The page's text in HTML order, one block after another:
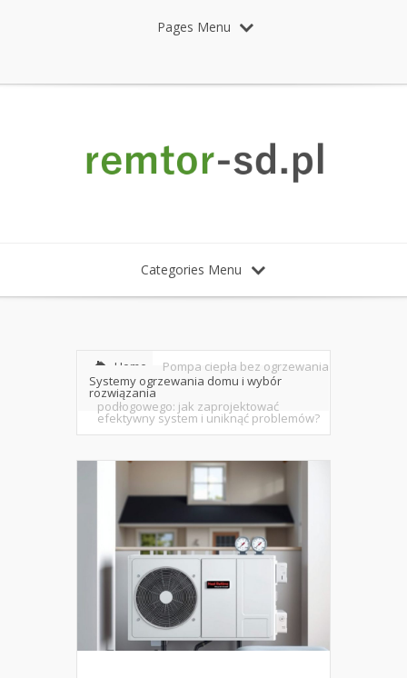
Pages Menu
Categories Menu
Home
Systemy ogrzewania domu i wybór
rozwiązania
Pompa ciepła bez ogrzewania
podłogowego: jak zaprojektować
efektywny system i uniknąć problemów?